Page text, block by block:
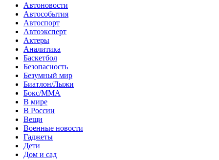
Автоновости
Автособытия
Автоспорт
Автоэксперт
Актеры
Аналитика
Баскетбол
Безопасность
Безумный мир
Биатлон/Лыжи
Бокс/MMA
В мире
В России
Вещи
Военные новости
Гаджеты
Дети
Дом и сад